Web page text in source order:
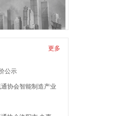
更多
公示
协会智能制造产业